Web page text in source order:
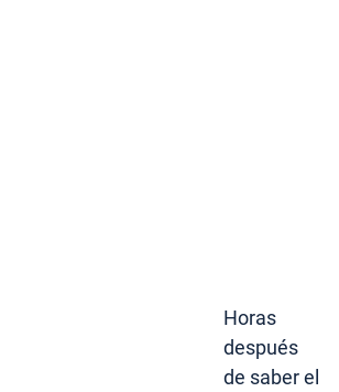
Horas
después
de saber el